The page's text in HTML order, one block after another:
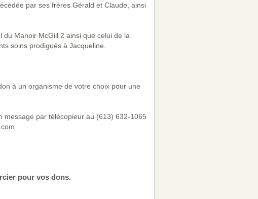
par ses frères Gérald et Claude, ainsi
Manoir McGill 2 ainsi que celui de la
soins prodigués à Jacqueline.
à un organisme de votre choix pour une
message par télécopieur au (613) 632-1065
pour vos dons.